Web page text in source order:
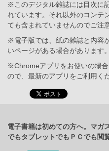
※このデジタル雑誌には目次に
れています。それ以外のコンテ
ても含まれていませんのでご注
※電子版では、紙の雑誌と内容
いページがある場合があります。
※Chromeアプリをお使いの場
ので、最新のアプリをご利用く
電子書籍は初めての方へ。マガ
でもタブレットでもＰＣでも閲